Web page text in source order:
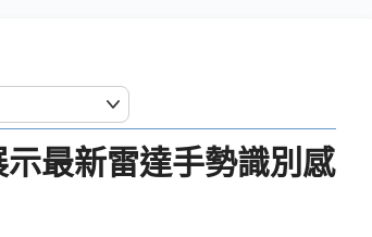
最新雷達手勢識別感